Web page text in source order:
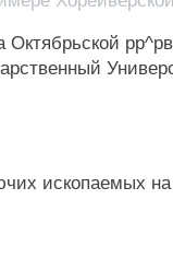
Октябрьской
ископаемых